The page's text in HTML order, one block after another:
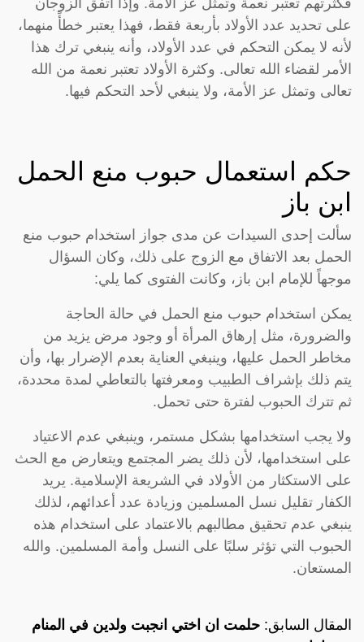
على تحديد عدد الأولاد بأربعة فقط، فهذا يعتبر خطأً منهما،
لأنه لا يمكن التحكم في عدد الأولاد، وأنه ينبغي ترك هذا
الأمر لقضاء الله تعالى. وكثرة الأولاد تعتبر نعمة من الله
تعالى وتمثل عز الأمة، ولا ينبغي لأحد التحكم فيها.
حكم استعمال حبوب منع الحمل
ابن باز
سألت إحدى السيدات عن مدى جواز استخدام حبوب منع
الحمل بعد الاتفاق مع الزوج على ذلك، وكان السؤال
موجهاً للإمام ابن باز، وكانت الفتوى كما يلي:
يمكن استخدام حبوب منع الحمل في حالة الحاجة
والضرورة، مثل إرهاق المرأة أو وجود مرض يزيد من
مخاطر الحمل عليها، وينبغي العناية بعدم الإضرار بها، وأن
يتم ذلك بإشراف الطبيب ومعرفتها بالتعاطي لمدة محددة،
ثم تترك الحبوب لفترة حتى تحمل.
ولا يجب استخدامها بشكل مستمر، وينبغي عدم الاعتياد
على استخدامها، لأن ذلك يضر المجتمع ويتعارض مع الحث
على الاستكثار من الأولاد في الشريعة الإسلامية. يريد
الكفار تقليل نسل المسلمين وزيادة عدد أعدائهم، لذلك
ينبغي عدم تحقيق مطالبهم بالاعتماد على استخدام هذه
الحبوب التي تؤثر سلبًا على النسل وأمة المسلمين. والله
المستعان.
المقال السابق: حلمت ان اختي انجبت ولدين في المنام